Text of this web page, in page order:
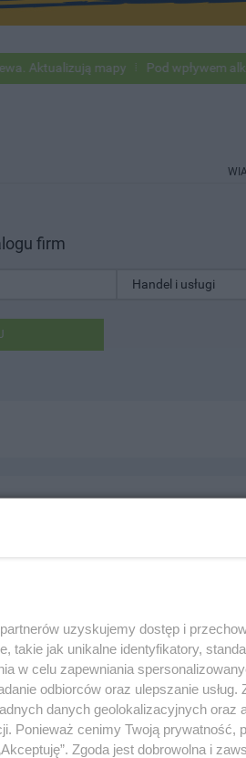
mapy Pod wpływem
firm
uzyskujemy dostęp i
takie jak unikalne identyfikatory,
w celu zapewniania
odbiorców oraz ulepszanie usług.
danych geolokalizacyjnych oraz
Ponieważ cenimy Twoją prywatność,
Zgoda jest dobrowolna i